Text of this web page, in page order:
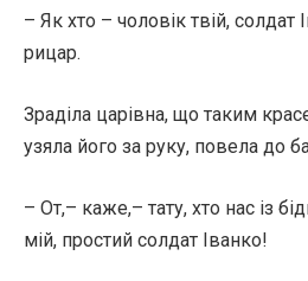
– Як хто – чоловік твій, солдат
рицар.
Зраділа царівна, що таким
узяла його за руку, повела до
– От,– каже,– тату, хто нас із
мій, простий солдат Іванко!